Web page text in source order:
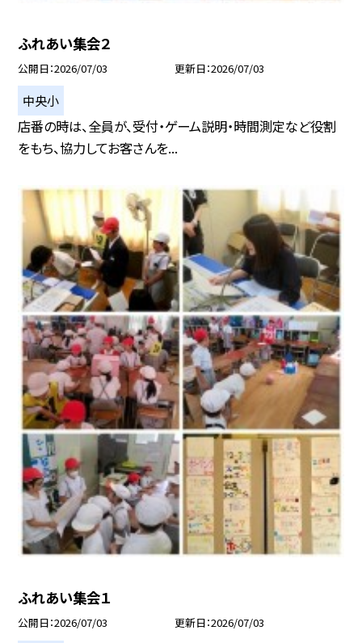
ふれあい集会２
公開日 2026/07/03 更新日 2026/07/03
中央小
店番の時は、全員が、受付・ゲーム説明・時間測定など役割
をもち、協力してお客さんを...
ふれあい集会１
公開日 2026/07/03 更新日 2026/07/03